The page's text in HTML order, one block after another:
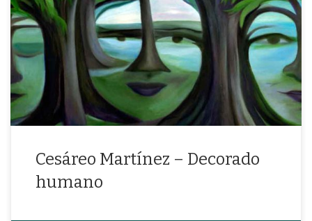
“Inútil esperar la vana mudanza del destino, si los remos del
sueño yacen rotos a la vera”
Cesáreo Martínez – Decorado
humano